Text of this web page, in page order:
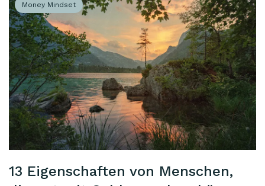
Money Mindset
13 Eigenschaften von Menschen,